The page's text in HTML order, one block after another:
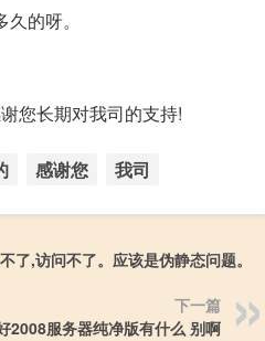
的呀。
您长期对我司的支持!
感谢您 我司
了,访问不了。应该是伪静态问题。
下一篇
2008服务器纯净版有什么 别啊